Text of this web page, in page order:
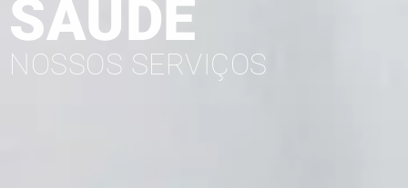
SAÚDE
NOSSOS SERVIÇOS